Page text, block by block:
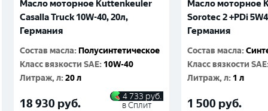
Масло моторное Kuttenkeuler
Casalla Truck 10W-40, 20л,
Германия
Состав масла: Полусинтетическое
Класс вязкости SAE: 10W-40
Литраж, л:20 л
18 930 руб.
4 733 руб.
в Сплит
Масло моторное
Sorotec 2 +PDi
Германия
Состав масла:
Класс вязкости SAE
Литраж, л: 1 л
1 500 руб.